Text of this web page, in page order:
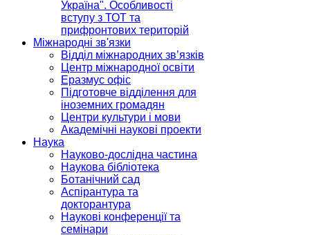
Україна". Особливості
вступу з ТОТ та
прифронтових територій
Міжнародні зв'язки
Відділ міжнародних зв’язків
Центр міжнародної освіти
Еразмус офіс
Підготовче відділення для
іноземних громадян
Центри культури і мови
Академічні наукові проекти
Наука
Науково-дослідна частина
Наукова бібліотека
Ботанічний сад
Аспірантура та
докторантура
Наукові конференції та
семінари